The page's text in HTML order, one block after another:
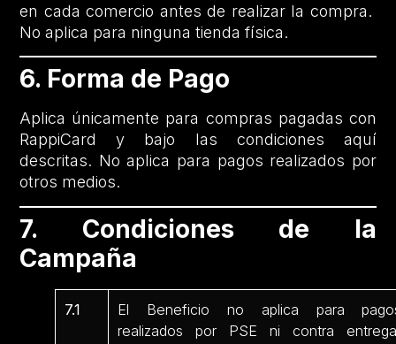
en cada comercio antes de realizar la compra.
No aplica para ninguna tienda física.
6. Forma de Pago
Aplica únicamente para compras pagadas con
RappiCard y bajo las condiciones aquí
descritas. No aplica para pagos realizados por
otros medios.
7. Condiciones de la
Campaña
7.1
El Beneficio no aplica para
realizados por PSE ni contra